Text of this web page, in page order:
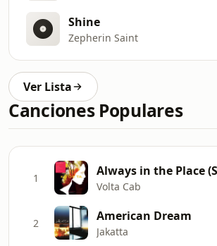
Shine
Zepherin Saint
Ver Lista
Canciones Populares
1
Volta Cab
2 American Dream
Jakatta